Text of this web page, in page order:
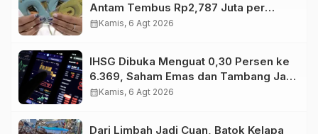
Antam Tembus Rp2,787 Juta per
Gram
calendar_monthKamis, 6 Agt 2026
IHSG Dibuka Menguat 0,30 Persen ke
6.369, Saham Emas dan Tambang Jadi
Penggerak
calendar_monthKamis, 6 Agt 2026
Dari Limbah Jadi Cuan, Batok Kelapa